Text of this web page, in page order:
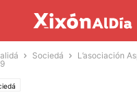
Sociedá
L’asociación